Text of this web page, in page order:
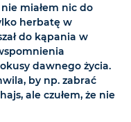
miałem nic do
herbatę w
do kąpania w
dawnego życia.
by np. zabrać
ale czułem, że nie